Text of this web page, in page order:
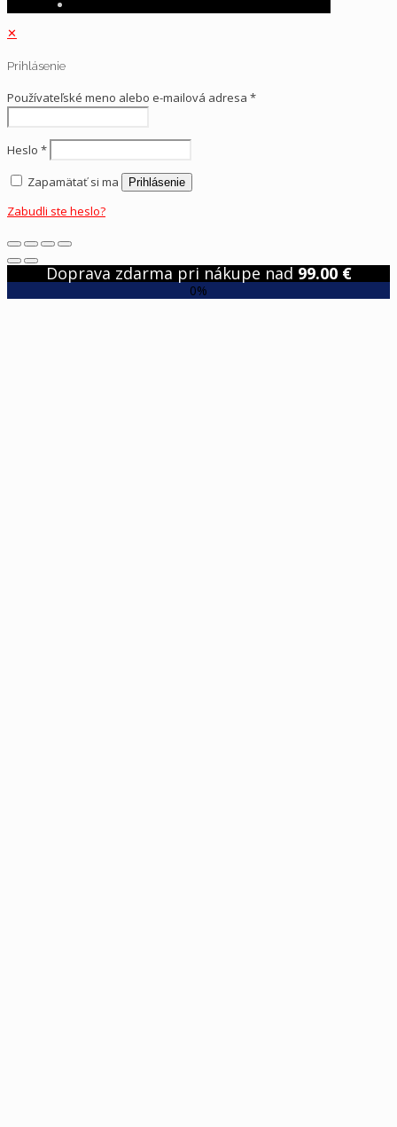
✕
Prihlásenie
Používateľské meno alebo e-mailová adresa *
Heslo *
Zapamätať si ma
Prihlásenie
Zabudli ste heslo?
Doprava zdarma pri nákupe nad 99.00 €
0%